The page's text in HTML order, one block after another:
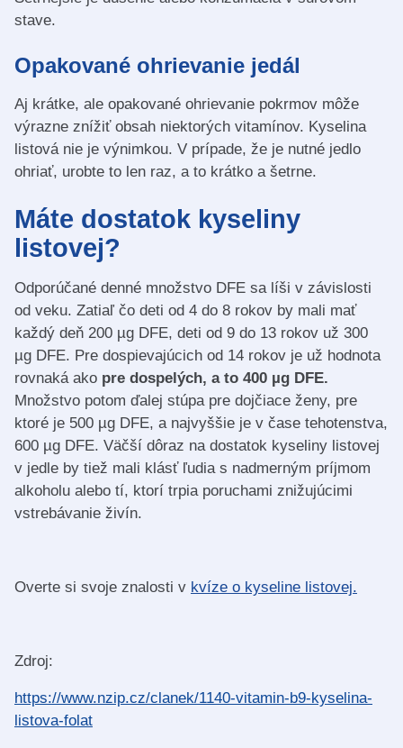
stave.
Opakované ohrievanie jedál
Aj krátke, ale opakované ohrievanie pokrmov môže
výrazne znížiť obsah niektorých vitamínov. Kyselina
listová nie je výnimkou. V prípade, že je nutné jedlo
ohriať, urobte to len raz, a to krátko a šetrne.
Máte dostatok kyseliny
listovej?
Odporúčané denné množstvo DFE sa líši v závislosti
od veku. Zatiaľ čo deti od 4 do 8 rokov by mali mať
každý deň 200 µg DFE, deti od 9 do 13 rokov už 300
µg DFE. Pre dospievajúcich od 14 rokov je už hodnota
rovnaká ako pre dospelých, a to 400 µg DFE.
Množstvo potom ďalej stúpa pre dojčiace ženy, pre
ktoré je 500 µg DFE, a najvyššie je v čase tehotenstva,
600 µg DFE. Väčší dôraz na dostatok kyseliny listovej
v jedle by tiež mali klásť ľudia s nadmerným príjmom
alkoholu alebo tí, ktorí trpia poruchami znižujúcimi
vstrebávanie živín.
Overte si svoje znalosti v kvíze o kyseline listovej.
Zdroj:
https://www.nzip.cz/clanek/1140-vitamin-b9-kyselina-
listova-folat